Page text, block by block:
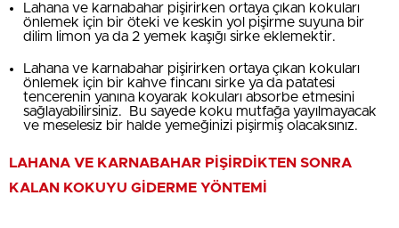
Lahana ve karnabahar pişirirken ortaya çıkan kokuları
önlemek için bir öteki ve keskin yol pişirme suyuna bir
dilim limon ya da 2 yemek kaşığı sirke eklemektir.
Lahana ve karnabahar pişirirken ortaya çıkan kokuları
önlemek için bir kahve fincanı sirke ya da patatesi
tencerenin yanına koyarak kokuları absorbe etmesini
sağlayabilirsiniz. Bu sayede koku mutfağa yayılmayacak
ve meselesiz bir halde yemeğinizi pişirmiş olacaksınız.
LAHANA VE KARNABAHAR PİŞİRDİKTEN SONRA
KALAN KOKUYU GİDERME YÖNTEMİ